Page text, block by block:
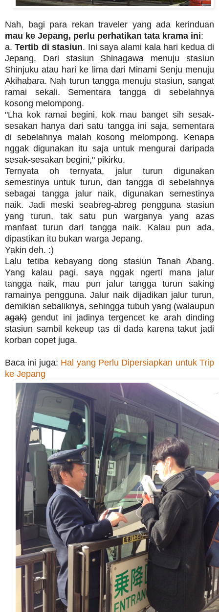
Nah, bagi para rekan traveler yang ada kerinduan
mau ke Jepang, perlu perhatikan tata krama ini:
a.Tertib di stasiun. Ini saya alami kala hari kedua di
Jepang. Dari stasiun Shinagawa menuju stasiun
Shinjuku atau hari ke lima dari Minami Senju menuju
Akihabara. Nah turun tangga menuju stasiun, sangat
ramai sekali. Sementara tangga di sebelahnya
kosong melompong.
"Lha kok ramai begini, kok mau banget sih sesak-
sesakan hanya dari satu tangga ini saja, sementara
di sebelahnya malah kosong melompong. Kenapa
nggak digunakan itu saja untuk mengurai daripada
sesak-sesakan begini," pikirku.
Ternyata oh ternyata, jalur turun digunakan
semestinya untuk turun, dan tangga di sebelahnya
sebagai tangga jalur naik, digunakan semestinya
naik. Jadi meski seabreg-abreg pengguna stasiun
yang turun, tak satu pun warganya yang azas
manfaat turun dari tangga naik. Kalau pun ada,
dipastikan itu bukan warga Jepang.
Yakin deh. :)
Lalu tetiba kebayang dong stasiun Tanah Abang.
Yang kalau pagi, saya nggak ngerti mana jalur
tangga naik, mau pun jalur tangga turun saking
ramainya pengguna. Jalur naik dijadikan jalur turun,
demikian sebaliknya, sehingga tubuh yang (walaupun
agak) gendut ini jadinya tergencet ke arah dinding
stasiun sambil kekeup tas di dada karena takut jadi
korban copet juga.
Baca ini juga: Hal yang Perlu Dipersiapkan untuk Trip
ke Jepang